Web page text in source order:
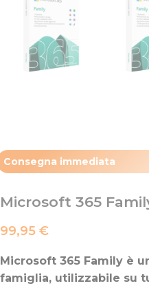
Consegna immediata​
Microsoft 365
99,95 €
Microsoft 365 Family è
famiglia, utilizzabile su